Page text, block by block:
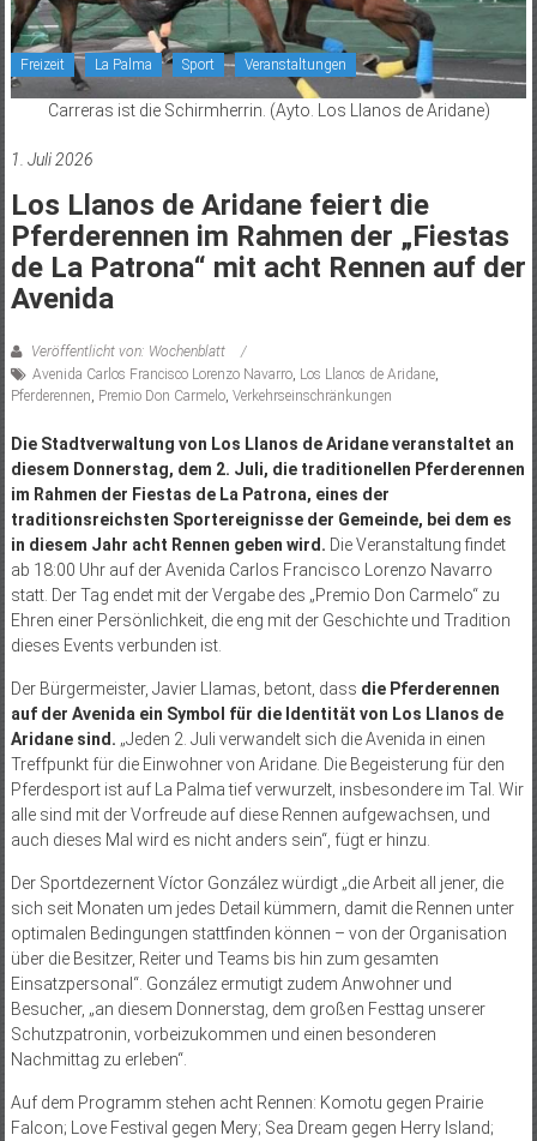
Freizeit La Palma Sport Veranstaltungen
Carreras ist die Schirmherrin. (Ayto. Los Llanos de Aridane)
1. Juli 2026
Los Llanos de Aridane feiert die
Pferderennen im Rahmen der „Fiestas
de La Patrona“ mit acht Rennen auf der
Avenida
Veröffentlicht von: Wochenblatt
Avenida Carlos Francisco Lorenzo Navarro, Los Llanos de Aridane,
Pferderennen, Premio Don Carmelo, Verkehrseinschränkungen
Die Stadtverwaltung von Los Llanos de Aridane veranstaltet an
diesem Donnerstag, dem 2. Juli, die traditionellen Pferderennen
im Rahmen der Fiestas de La Patrona, eines der
traditionsreichsten Sportereignisse der Gemeinde, bei dem es
in diesem Jahr acht Rennen geben wird. Die Veranstaltung findet
ab 18:00 Uhr auf der Avenida Carlos Francisco Lorenzo Navarro
statt. Der Tag endet mit der Vergabe des „Premio Don Carmelo“ zu
Ehren einer Persönlichkeit, die eng mit der Geschichte und Tradition
dieses Events verbunden ist.
Der Bürgermeister, Javier Llamas, betont, dass die Pferderennen
auf der Avenida ein Symbol für die Identität von Los Llanos de
Aridane sind. „Jeden 2. Juli verwandelt sich die Avenida in einen
Treffpunkt für die Einwohner von Aridane. Die Begeisterung für den
Pferdesport ist auf La Palma tief verwurzelt, insbesondere im Tal. Wir
alle sind mit der Vorfreude auf diese Rennen aufgewachsen, und
auch dieses Mal wird es nicht anders sein“, fügt er hinzu.
Der Sportdezernent Víctor González würdigt „die Arbeit all jener, die
sich seit Monaten um jedes Detail kümmern, damit die Rennen unter
optimalen Bedingungen stattfinden können – von der Organisation
über die Besitzer, Reiter und Teams bis hin zum gesamten
Einsatzpersonal“. González ermutigt zudem Anwohner und
Besucher, „an diesem Donnerstag, dem großen Festtag unserer
Schutzpatronin, vorbeizukommen und einen besonderen
Nachmittag zu erleben“.
Auf dem Programm stehen acht Rennen: Komotu gegen Prairie
Falcon; Love Festival gegen Mery; Sea Dream gegen Herry Island;